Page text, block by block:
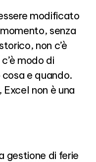
modificato
senza
non c’è
modo di
e quando.
non è una
gestione di ferie